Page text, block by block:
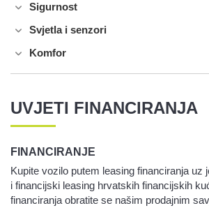
Sigurnost
Svjetla i senzori
Komfor
UVJETI FINANCIRANJA
FINANCIRANJE
Kupite vozilo putem leasing financiranja
i financijski leasing hrvatskih financijskih
financiranja obratite se našim prodajnim